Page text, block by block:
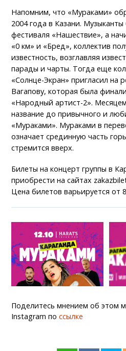
Напомним, что «Мураками»
2004 года в Казани.
фестиваля «Нашествие», а
«0 км» и «Бред», коллектив
известность, возглавляя
парады и чарты. Тогда еще
«Солнце-Экран» пригласил на
Вагапову, которая была
«Народный артист-2».
название до привычного и
«Мураками». Мураками в
означает срединную часть
стремится вверх.
Билеты на концерт группы в
приобрести на сайтах
Цена билетов варьируется от
Поделитесь мнением об этом
Instagram поссылке